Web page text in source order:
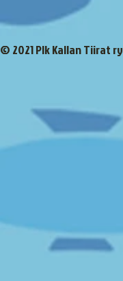
© 2021 Plk Kallan Tiirat ry